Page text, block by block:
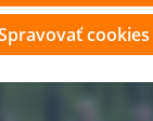
robiť, čo učíme,
cookies